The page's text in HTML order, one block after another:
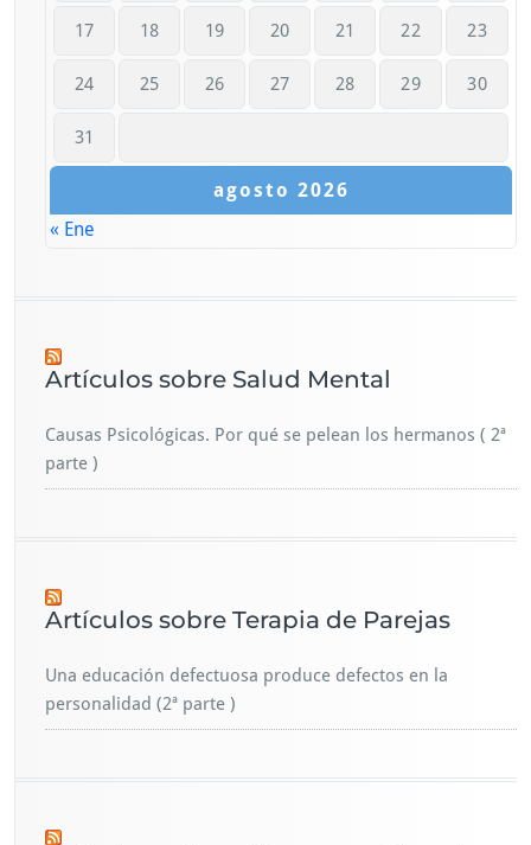
agosto 2026
17 18 19 20 21 22 23
24 25 26 27 28 29 30
31
« Ene
Artículos sobre Salud Mental
Causas Psicológicas. Por qué se pelean los hermanos ( 2ª
parte )
Artículos sobre Terapia de Parejas
Una educación defectuosa produce defectos en la
personalidad (2ª parte )